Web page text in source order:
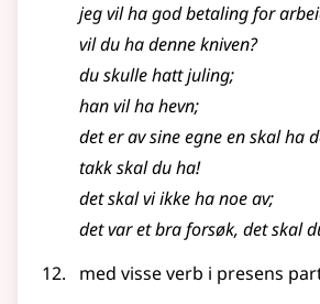
jeg vil ha god betaling for
vil du ha denne kniven?
du skulle hatt juling;
han vil ha hevn;
det er av sine egne en skal ha
takk skal du ha!
det skal vi ikke ha noe av;
det var et bra forsøk, det skal
med visse verb i presens